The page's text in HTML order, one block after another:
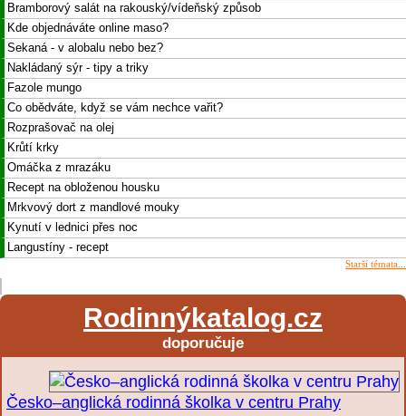
Bramborový salát na rakouský/vídeňský způsob
Kde objednáváte online maso?
Sekaná - v alobalu nebo bez?
Nakládaný sýr - tipy a triky
Fazole mungo
Co obědváte, když se vám nechce vařit?
Rozprašovač na olej
Krůtí krky
Omáčka z mrazáku
Recept na obloženou housku
Mrkvový dort z mandlové mouky
Kynutí v lednici přes noc
Langustíny - recept
Starší témata...
Rodinnýkatalog.cz
doporučuje
Česko–anglická rodinná školka v centru Prahy